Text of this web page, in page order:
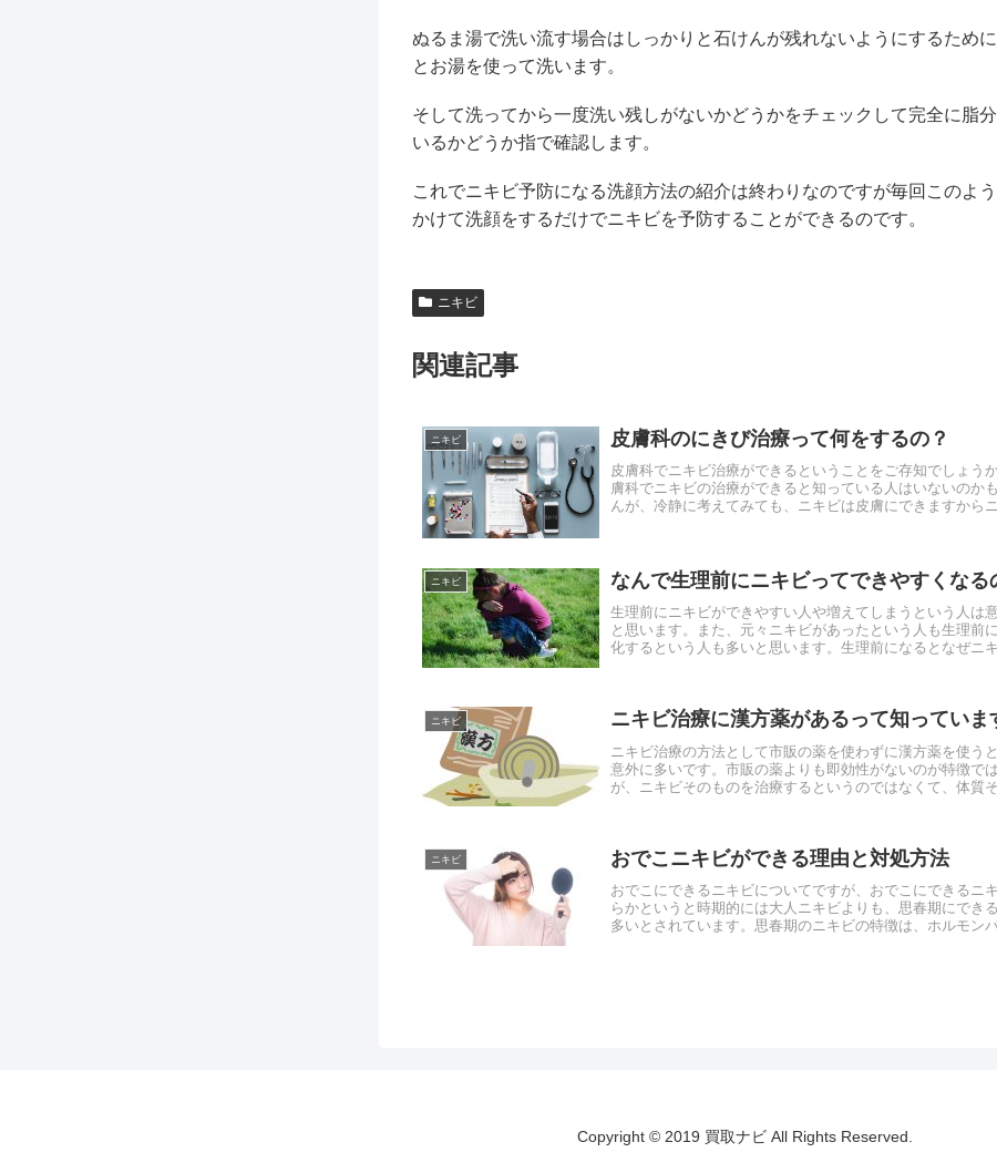
ぬるま湯で洗い流す場合はしっかりと石けんが残れないようにするため
とお湯を使って洗います。
そして洗ってから一度洗い残しがないかどうかをチェックして完全に脂
いるかどうか指で確認します。
これでニキビ予防になる洗顔方法の紹介は終わりなのですが毎回このよ
かけて洗顔をするだけでニキビを予防することができるのです。
ニキビ
関連記事
ニキビ 皮膚科のにきび治療って何をするの？
皮膚科でニキビ治療ができるということをご存知でしょう
膚科でニキビの治療ができると知っている人はいないのか
んが、冷静に考えてみても、ニキビは皮膚にできますから
ニキビ なんで生理前にニキビってできやすくなる
生理前にニキビができやすい人や増えてしまうという人は
と思います。また、元々ニキビがあったという人も生理前
化するという人も多いと思います。生理前になるとなぜニ
ニキビ ニキビ治療に漢方薬があるって知っていま
ニキビ治療の方法として市販の薬を使わずに漢方薬を使う
意外に多いです。市販の薬よりも即効性がないのが特徴で
が、ニキビそのものを治療するというのではなくて、体質そ
ニキビ おでこニキビができる理由と対処方法
おでこにできるニキビについてですが、おでこにできるニ
らかというと時期的には大人ニキビよりも、思春期にでき
多いとされています。思春期のニキビの特徴は、ホルモン
Copyright © 2019 買取ナビ All Rights Reserved.